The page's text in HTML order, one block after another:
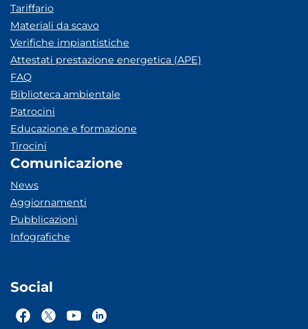
Tariffario
Materiali da scavo
Verifiche impiantistiche
Attestati prestazione energetica (APE)
FAQ
Biblioteca ambientale
Patrocini
Educazione e formazione
Tirocini
Comunicazione
News
Aggiornamenti
Pubblicazioni
Infografiche
Social